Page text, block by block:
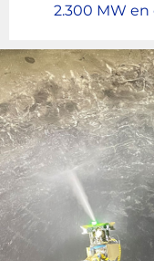
2.300 MW en